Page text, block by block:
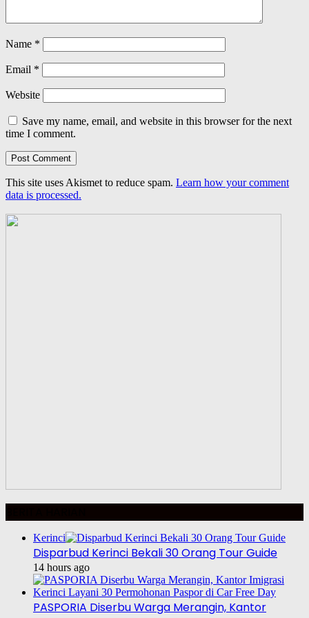
Name *
Email *
Website
Save my name, email, and website in this browser for the next
time I comment.
This site uses Akismet to reduce spam. Learn how your comment
data is processed.
Kerinci
Disparbud Kerinci Bekali 30 Orang Tour Guide
14 hours ago
PASPORIA Diserbu Warga Merangin, Kantor